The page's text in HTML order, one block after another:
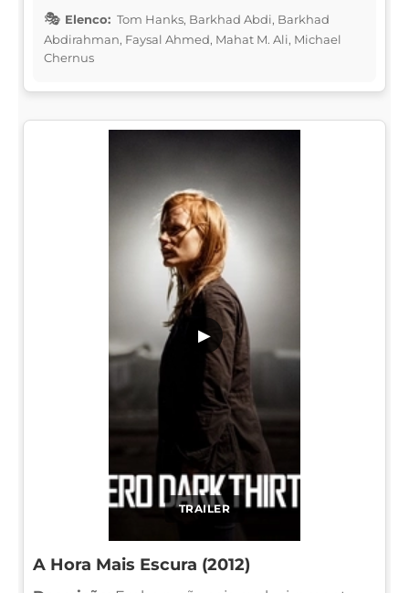
Elenco: Tom Hanks, Barkhad Abdi, Barkhad
Abdirahman, Faysal Ahmed, Mahat M. Ali, Michael
Chernus
TRAILER
▶
A Hora Mais Escura (2012)